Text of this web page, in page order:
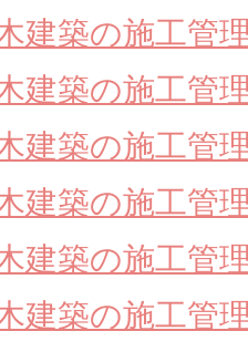
建築の施工管
建築の施工管
建築の施工管
建築の施工管
建築の施工管
建築の施工管